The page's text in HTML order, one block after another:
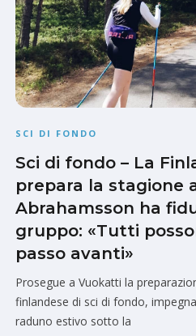
SCI DI FONDO
Sci di fondo – La
prepara la stagione
Abrahamsson ha
gruppo: «Tutti
passo avanti»
Prosegue a Vuokatti la
finlandese di sci di fondo,
raduno estivo sotto la